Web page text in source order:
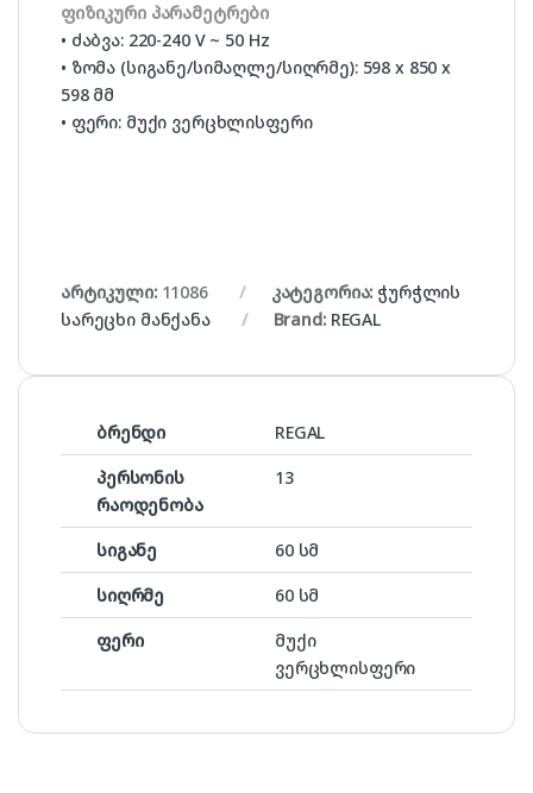
ფიზიკური პარამეტრები
• ძაბვა: 220-240 V ~ 50 Hz
• ზომა (სიგანე/სიმაღლე/სიღრმე): 598 x 850 x
598 მმ
• ფერი: მუქი ვერცხლისფერი
არტიკული: 11086 კატეგორია: ჭურჭლის
სარეცხი მანქანა
Brand: REGAL
ბრენდი
REGAL
პერსონის
რაოდენობა
13
სიგანე
60 სმ
სიღრმე
60 სმ
ფერი
მუქი
ვერცხლისფერი